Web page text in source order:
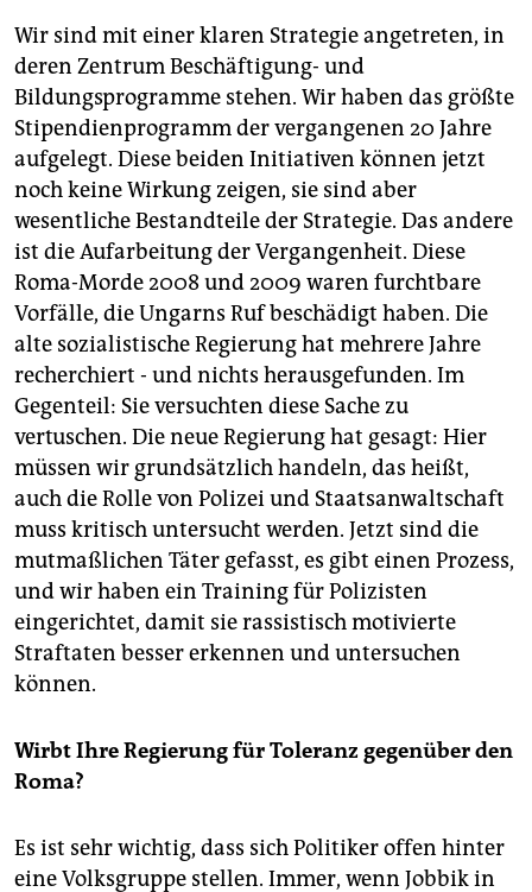
Wir sind mit einer klaren Strategie angetreten, in
deren Zentrum Beschäftigung- und
Bildungsprogramme stehen. Wir haben das größte
Stipendienprogramm der vergangenen 20 Jahre
aufgelegt. Diese beiden Initiativen können jetzt
noch keine Wirkung zeigen, sie sind aber
wesentliche Bestandteile der Strategie. Das andere
ist die Aufarbeitung der Vergangenheit. Diese
Roma-Morde 2008 und 2009 waren furchtbare
Vorfälle, die Ungarns Ruf beschädigt haben. Die
alte sozialistische Regierung hat mehrere Jahre
recherchiert - und nichts herausgefunden. Im
Gegenteil: Sie versuchten diese Sache zu
vertuschen. Die neue Regierung hat gesagt: Hier
müssen wir grundsätzlich handeln, das heißt,
auch die Rolle von Polizei und Staatsanwaltschaft
muss kritisch untersucht werden. Jetzt sind die
mutmaßlichen Täter gefasst, es gibt einen Prozess,
und wir haben ein Training für Polizisten
eingerichtet, damit sie rassistisch motivierte
Straftaten besser erkennen und untersuchen
können.
Wirbt Ihre Regierung für Toleranz gegenüber den
Roma?
Es ist sehr wichtig, dass sich Politiker offen hinter
eine Volksgruppe stellen. Immer, wenn Jobbik in